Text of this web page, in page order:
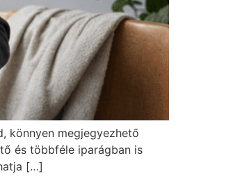
könnyen megjegyezhető
és többféle iparágban is
[…]